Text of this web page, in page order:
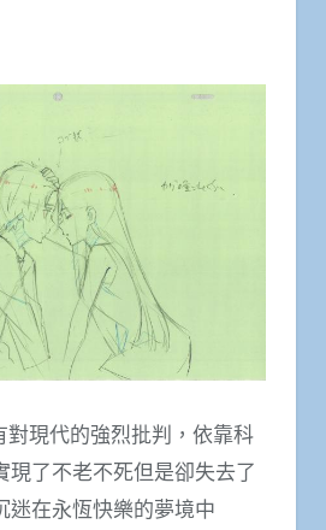
現代的強烈批判，依靠科
現了不老不死但是卻失去了
迷在永恆快樂的夢境中